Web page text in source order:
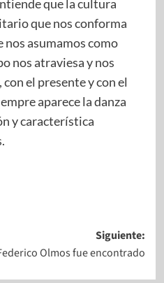
que la cultura
que nos conforma
nos asumamos como
nos atraviesa y nos
el presente y con el
aparece la danza
y característica
Siguiente:
Olmos fue encontrado